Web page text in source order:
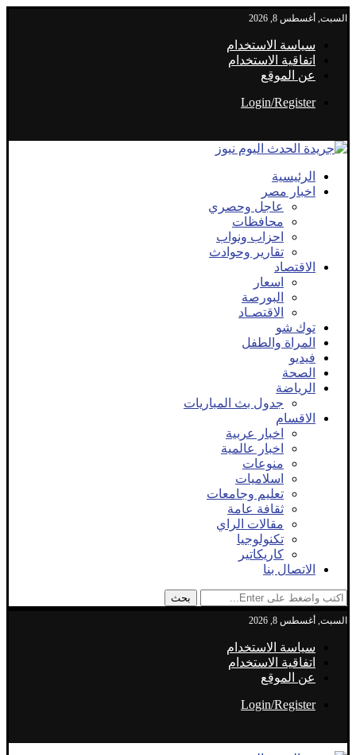
السبت, أغسطس 8, 2026
سياسة الاستخدام
اتفاقية الاستخدام
عن الموقع
Login/Register
الرئيسية
اخبار مصر
عاجل وحصري
محافظات
احزاب ونواب
تقارير وحوادث
الاقتصاد
اسعار
البورصة
الاقتصـاد
توك شو
المراة والطفل
فيديو
الصحة
الرياضة
جدول بث المباريات
الاقسام
اخبار عربية
اخبار عالمية
منوعات
اسلاميات
تعليم وجامعات
ثقافة عامة
مقالات الراي
تكنولوجيا
كاريكاتير
الاتصال بنا
بحث
السبت, أغسطس 8, 2026
سياسة الاستخدام
اتفاقية الاستخدام
عن الموقع
Login/Register